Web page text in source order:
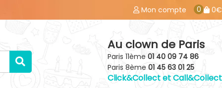
Mon compte 0 0€
Au clown de Paris
Paris 11ème 01 40 09 74 86
Paris 8ème 01 45 63 01 25
Click&Collect et Call&Collect